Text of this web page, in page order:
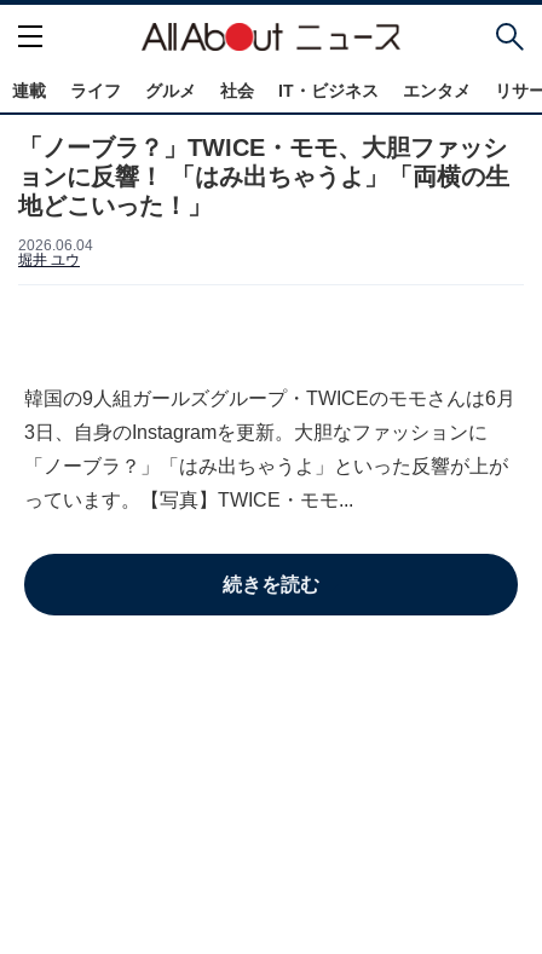
連載 ライフ グルメ 社会 IT・ビジネス エンタメ リサ
「ノーブラ？」TWICE・モモ、大胆ファッシ
ョンに反響！ 「はみ出ちゃうよ」「両横の生
地どこいった！」
2026.06.04
堀井 ユウ
韓国の9人組ガールズグループ・TWICEのモモさんは6月
3日、自身のInstagramを更新。大胆なファッションに
「ノーブラ？」「はみ出ちゃうよ」といった反響が上が
っています。【写真】TWICE・モモ...
続きを読む